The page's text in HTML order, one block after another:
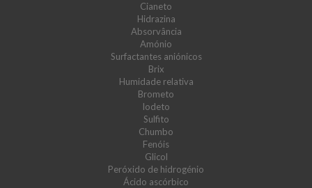
Cianeto
Hidrazina
Absorvância
Amónio
Surfactantes aniónicos
Brix
Humidade relativa
Brometo
Iodeto
Sulfito
Chumbo
Fenóis
Glicol
Peróxido de hidrogénio
Ácido ascórbico